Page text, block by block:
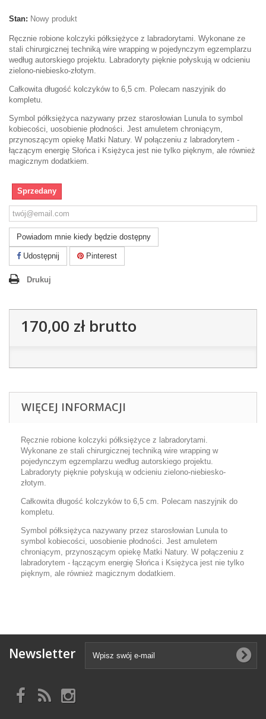
Stan: Nowy produkt
Ręcznie robione kolczyki półksiężyce z labradorytami. Wykonane ze
stali chirurgicznej techniką wire wrapping w pojedynczym egzemplarzu
według autorskiego projektu. Labradoryty pięknie połyskują w odcieniu
zielono-niebiesko-złotym.
Całkowita długość kolczyków to 6,5 cm. Polecam naszyjnik do
kompletu.
Symbol półksiężyca nazywany przez starosłowian Lunula to symbol
kobiecości, uosobienie płodności. Jest amuletem chroniącym,
przynoszącym opiekę Matki Natury. W połączeniu z labradorytem -
łączącym energię Słońca i Księżyca jest nie tylko pięknym, ale również
magicznym dodatkiem.
Sprzedany
Powiadom mnie kiedy będzie dostępny
Udostępnij Pinterest
Drukuj
170,00 złbrutto
WIĘCEJ INFORMACJI
Ręcznie robione kolczyki półksiężyce z labradorytami.
Wykonane ze stali chirurgicznej techniką wire wrapping w
pojedynczym egzemplarzu według autorskiego projektu.
Labradoryty pięknie połyskują w odcieniu zielono-niebiesko-
złotym.
Całkowita długość kolczyków to 6,5 cm. Polecam naszyjnik do
kompletu.
Symbol półksiężyca nazywany przez starosłowian Lunula to
symbol kobiecości, uosobienie płodności. Jest amuletem
chroniącym, przynoszącym opiekę Matki Natury. W połączeniu z
labradorytem - łączącym energię Słońca i Księżyca jest nie tylko
pięknym, ale również magicznym dodatkiem.
Newsletter